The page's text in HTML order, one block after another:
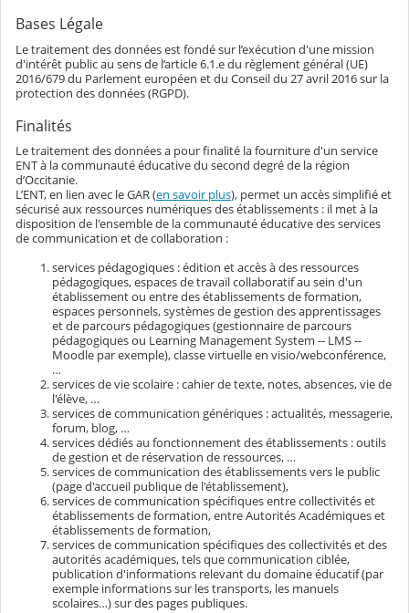
Bases Légale
Le traitement des données est fondé sur l’exécution d'une mission
d'intérêt public au sens de l’article 6.1.e du règlement général (UE)
2016/679 du Parlement européen et du Conseil du 27 avril 2016 sur la
protection des données (RGPD).
Finalités
Le traitement des données a pour finalité la fourniture d'un service
ENT à la communauté éducative du second degré de la région
d’Occitanie.
L’ENT, en lien avec le GAR (en savoir plus), permet un accès simplifié et
sécurisé aux ressources numériques des établissements : il met à la
disposition de l'ensemble de la communauté éducative des services
de communication et de collaboration :
services pédagogiques : édition et accès à des ressources
pédagogiques, espaces de travail collaboratif au sein d'un
établissement ou entre des établissements de formation,
espaces personnels, systèmes de gestion des apprentissages
et de parcours pédagogiques (gestionnaire de parcours
pédagogiques ou Learning Management System -- LMS --
Moodle par exemple), classe virtuelle en visio/webconférence,
…
services de vie scolaire : cahier de texte, notes, absences, vie de
l'élève, …
services de communication génériques : actualités, messagerie,
forum, blog, …
services dédiés au fonctionnement des établissements : outils
de gestion et de réservation de ressources, …
services de communication des établissements vers le public
(page d'accueil publique de l'établissement),
services de communication spécifiques entre collectivités et
établissements de formation, entre Autorités Académiques et
établissements de formation,
services de communication spécifiques des collectivités et des
autorités académiques, tels que communication ciblée,
publication d'informations relevant du domaine éducatif (par
exemple informations sur les transports, les manuels
scolaires…) sur des pages publiques.